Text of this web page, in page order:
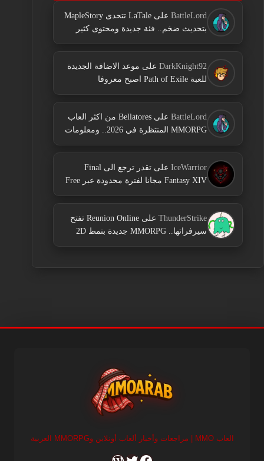
BattleLord على
LaTale تتحدى MapleStory
بتحديث ضخم.. فئة جديدة ومحتوى كثير
DarkKnight92 على موعد الاضافة الجديدة
للعبة Path of Exile اصبح معروفا
BattleLord على
Bellatores من اكثر العاب
MMORPG المنتظرة في 2026.. ومعلومات
IceWarrior على
تقدر ترجع الى Final
Fantasy XIV مجانا لفترة محدودة عبر Free
ThunderStrike على
Reunion Online تفتح
سيرفراتها.. MMORPG جديدة بنمط 2D
العاب MMO | مراجعات وأخبار ألعاب أونلاين وMMORPG العربية